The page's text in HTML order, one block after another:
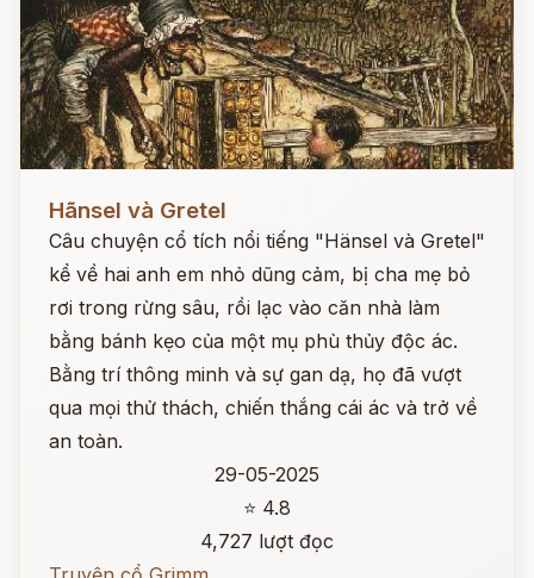
Hãnsel và Gretel
Câu chuyện cổ tích nổi tiếng "Hänsel và Gretel"
kể về hai anh em nhỏ dũng cảm, bị cha mẹ bỏ
rơi trong rừng sâu, rồi lạc vào căn nhà làm
bằng bánh kẹo của một mụ phù thủy độc ác.
Bằng trí thông minh và sự gan dạ, họ đã vượt
qua mọi thử thách, chiến thắng cái ác và trở về
an toàn.
29-05-2025
⭐ 4.8
4,727 lượt đọc